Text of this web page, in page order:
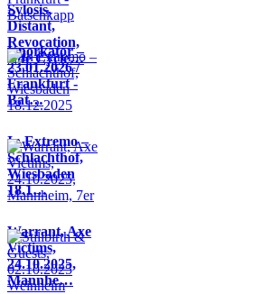
Sylosis,
Distant,
Revocation,
Life Cycle…
Knorkator –
23.01.2026 /
Frankfurt -
Bat…
In Extremo –
Schlachthof,
Wiesbaden
18.1…
Warrant, Axe
Victims,
24.10.2025,
Mannhe…